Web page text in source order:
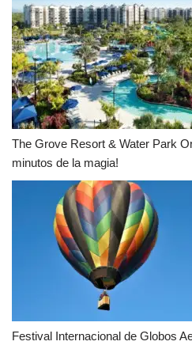
The Grove Resort & Water Park
minutos de la magia!
Festival Internacional de Globos